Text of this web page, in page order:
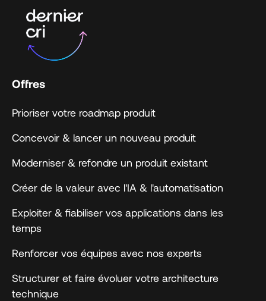
Offres
Prioriser votre roadmap produit
Concevoir & lancer un nouveau produit
Moderniser & refondre un produit existant
Créer de la valeur avec l'IA & l'automatisation
Exploiter & fiabiliser vos applications dans les
temps
Renforcer vos équipes avec nos experts
Structurer et faire évoluer votre architecture
technique